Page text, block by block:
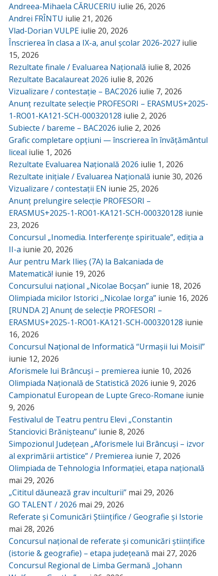
Andreea-Mihaela CĂRUCERIU iulie 26, 2026
Andrei FRÎNTU iulie 21, 2026
Vlad-Dorian VULPE iulie 20, 2026
Înscrierea în clasa a IX-a, anul școlar 2026-2027 iulie
15, 2026
Rezultate finale / Evaluarea Națională iulie 8, 2026
Rezultate Bacalaureat 2026 iulie 8, 2026
Vizualizare / contestație – BAC2026 iulie 7, 2026
Anunț rezultate selecție PROFESORI – ERASMUS+2025-
1-RO01-KA121-SCH-000320128 iulie 2, 2026
Subiecte / bareme – BAC2026 iulie 2, 2026
Grafic completare opțiuni — înscrierea în învățământul
liceal iulie 1, 2026
Rezultate Evaluarea Națională 2026 iulie 1, 2026
Rezultate inițiale / Evaluarea Națională iunie 30, 2026
Vizualizare / contestații EN iunie 25, 2026
Anunț prelungire selecție PROFESORI –
ERASMUS+2025-1-RO01-KA121-SCH-000320128 iunie
23, 2026
Concursul „Inomedia. Interferențe spirituale”, ediția a
II-a iunie 20, 2026
Aur pentru Mark Ilieș (7A) la Balcaniada de
Matematică! iunie 19, 2026
Concursului național „Nicolae Bocșan” iunie 18, 2026
Olimpiada micilor Istorici ,,Nicolae Iorga” iunie 16, 2026
[RUNDA 2] Anunț de selecție PROFESORI –
ERASMUS+2025-1-RO01-KA121-SCH-000320128 iunie
16, 2026
Concursul Național de Informatică “Urmașii lui Moisil”
iunie 12, 2026
Aforismele lui Brâncuși – premierea iunie 10, 2026
Olimpiada Națională de Statistică 2026 iunie 9, 2026
Campionatul European de Lupte Greco-Romane iunie
9, 2026
Festivalul de Teatru pentru Elevi „Constantin
Stanciovici Brănișteanu” iunie 8, 2026
Simpozionul Județean „Aforismele lui Brâncuși – izvor
al exprimării artistice” / Premierea iunie 7, 2026
Olimpiada de Tehnologia Informației, etapa națională
mai 29, 2026
„Cititul dăunează grav inculturii” mai 29, 2026
GO TALENT / 2026 mai 29, 2026
Referate și Comunicări Științifice / Geografie și Istorie
mai 28, 2026
Concursul național de referate și comunicări științifice
(istorie & geografie) – etapa județeană mai 27, 2026
Concursul Regional de Limba Germană „Johann